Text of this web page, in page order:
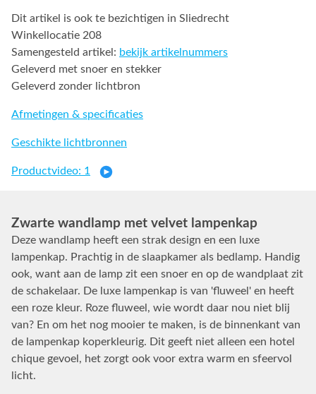
Dit artikel is ook te bezichtigen in Sliedrecht
Winkellocatie 208
Samengesteld artikel: bekijk artikelnummers
Geleverd met snoer en stekker
Geleverd zonder lichtbron
Afmetingen & specificaties
Geschikte lichtbronnen
Productvideo: 1
Zwarte wandlamp met velvet lampenkap
Deze wandlamp heeft een strak design en een luxe
lampenkap. Prachtig in de slaapkamer als bedlamp. Handig
ook, want aan de lamp zit een snoer en op de wandplaat zit
de schakelaar. De luxe lampenkap is van 'fluweel' en heeft
een roze kleur. Roze fluweel, wie wordt daar nou niet blij
van? En om het nog mooier te maken, is de binnenkant van
de lampenkap koperkleurig. Dit geeft niet alleen een hotel
chique gevoel, het zorgt ook voor extra warm en sfeervol
licht.